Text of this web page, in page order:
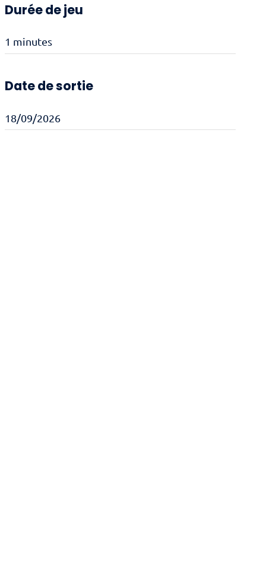
Durée de jeu
1 minutes
Date de sortie
18/09/2026